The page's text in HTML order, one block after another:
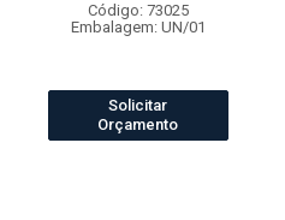
Código: 73025
Embalagem: UN/01
Solicitar
Orçamento